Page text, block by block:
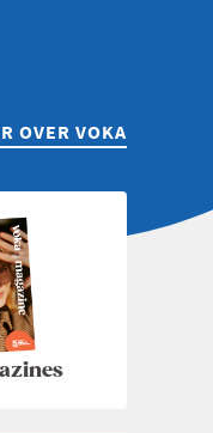
OVER VOKA